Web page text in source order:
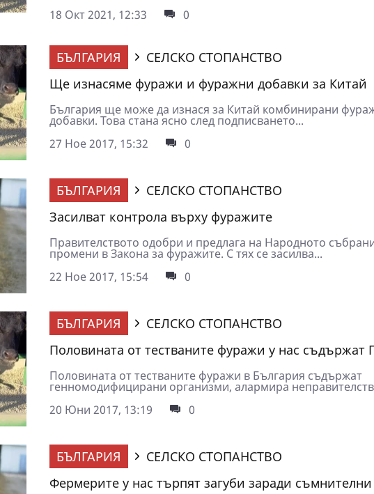
18 Окт 2021, 12:33
0
БЪЛГАРИЯ
СЕЛСКО СТОПАНСТВО
Ще изнасяме фуражи и фуражни добавки за Китай
България ще може да изнася за Китай комбинирани
добавки. Това стана ясно след подписването...
27 Ное 2017, 15:32
0
БЪЛГАРИЯ
СЕЛСКО СТОПАНСТВО
Засилват контрола върху фуражите
Правителството одобри и предлага на Народното
промени в Закона за фуражите. С тях се засилва...
22 Ное 2017, 15:54
0
БЪЛГАРИЯ
СЕЛСКО СТОПАНСТВО
Половината от тестваните фуражи у нас съдържат
Половината от тестваните фуражи в България съдържат
генномодифицирани организми, алармира
20 Юни 2017, 13:19
0
БЪЛГАРИЯ
СЕЛСКО СТОПАНСТВО
Фермерите у нас търпят загуби заради